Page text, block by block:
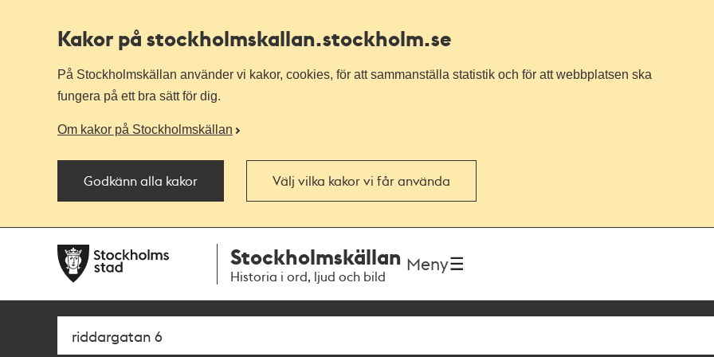
Kakor på stockholmskallan.stockholm.se
På Stockholmskällan använder vi kakor, cookies, för att sammanställa statistik och för att webbplatsen ska
fungera på ett bra sätt för dig.
Om kakor på Stockholmskällan
Godkänn alla kakor Välj vilka kakor vi får använda
navigationen
huvudinnehållet
Stockholmskällan
Historia i ord, ljud och bild
Meny
Sök